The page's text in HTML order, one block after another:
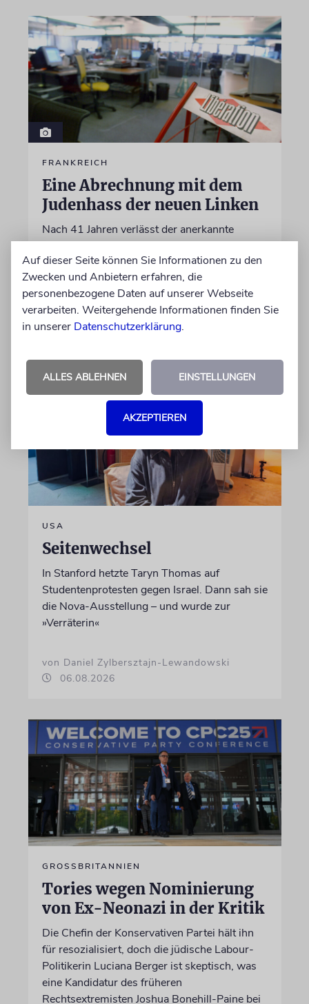
FRANKREICH
Eine Abrechnung mit dem
Judenhass der neuen Linken
Nach 41 Jahren verlässt der anerkannte
Journalist Jean Quatremer die beliebte
Tageszeitung »Libération«. Er wirft Kollegen
einen »entfesselten Antisemitismus« und eine
ideologische Schreckensherrschaft vor
USA
Seitenwechsel
In Stanford hetzte Taryn Thomas auf
Studentenprotesten gegen Israel. Dann sah sie
die Nova-Ausstellung – und wurde zur
»Verräterin«
von Daniel Zylbersztajn-Lewandowski
06.08.2026
GROSSBRITANNIEN
Tories wegen Nominierung
von Ex-Neonazi in der Kritik
Die Chefin der Konservativen Partei hält ihn
für resozialisiert, doch die jüdische Labour-
Politikerin Luciana Berger ist skeptisch, was
eine Kandidatur des früheren
Rechtsextremisten Joshua Bonehill-Paine bei
Auf dieser Seite können Sie Informationen zu den
Zwecken und Anbietern erfahren, die
personenbezogene Daten auf unserer Webseite
verarbeiten. Weitergehende Informationen finden Sie
in unserer Datenschutzerklärung.
ALLES ABLEHNEN EINSTELLUNGEN
AKZEPTIEREN